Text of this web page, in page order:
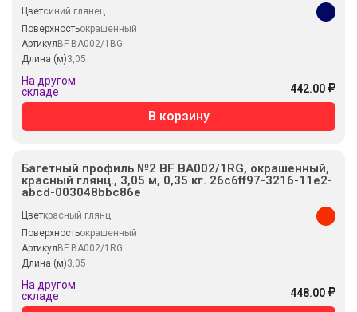
Цветсиний глянец
Поверхностьокрашенный
АртикулBF BA002/1BG
Длина (м)3,05
На другом
складе
442.00
В корзину
Багетный профиль №2 BF BA002/1RG, окрашенный,
красный глянц., 3,05 м, 0,35 кг. 26c6ff97-3216-11e2-
abcd-003048bbc86e
Цветкрасный глянц.
Поверхностьокрашенный
АртикулBF BA002/1RG
Длина (м)3,05
На другом
складе
448.00